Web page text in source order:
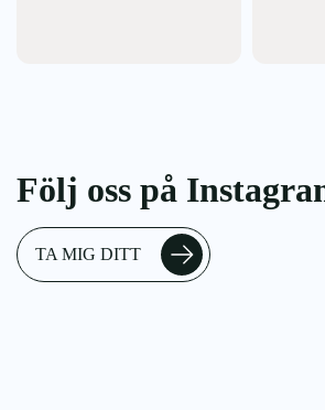
Följ oss på
TA MIG DITT